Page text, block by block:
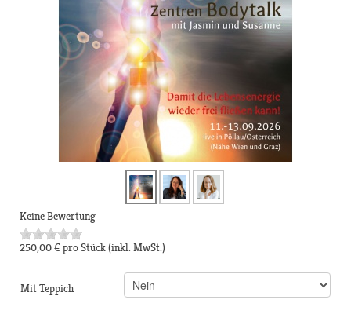
Keine Bewertung
250,00 €pro Stück(inkl. MwSt.)
Mit Teppich